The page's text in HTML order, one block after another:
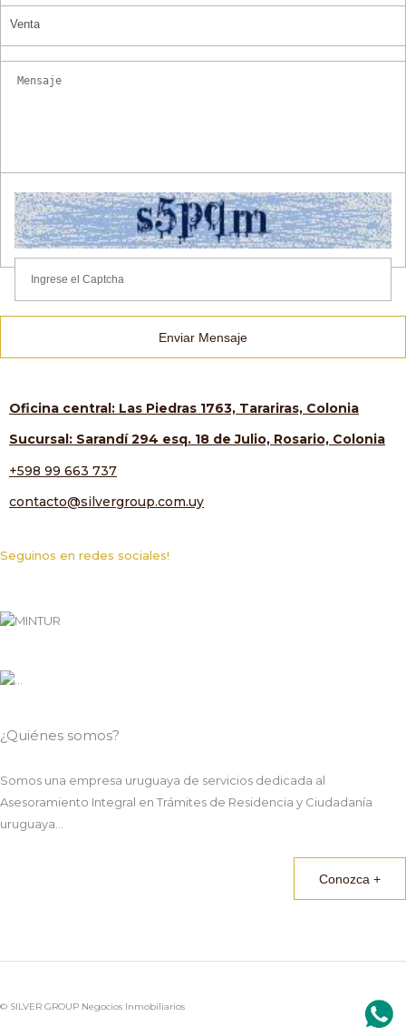
Venta
Enviar Mensaje
Oficina central: Las Piedras 1763, Tarariras, Colonia
Sucursal: Sarandí 294 esq. 18 de Julio, Rosario, Colonia
+598 99 663 737
contacto@silvergroup.com.uy
Seguinos en redes sociales!
¿Quiénes somos?
Somos una empresa uruguaya de servicios dedicada al
Asesoramiento Integral en Trámites de Residencia y Ciudadanía
uruguaya...
Conozca +
© SILVER GROUP Negocios Inmobiliarios